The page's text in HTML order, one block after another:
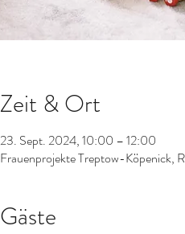
Zeit & Ort
23. Sept. 2024, 10:00 – 12:00
Frauenprojekte Treptow-Köpenick,
Gäste